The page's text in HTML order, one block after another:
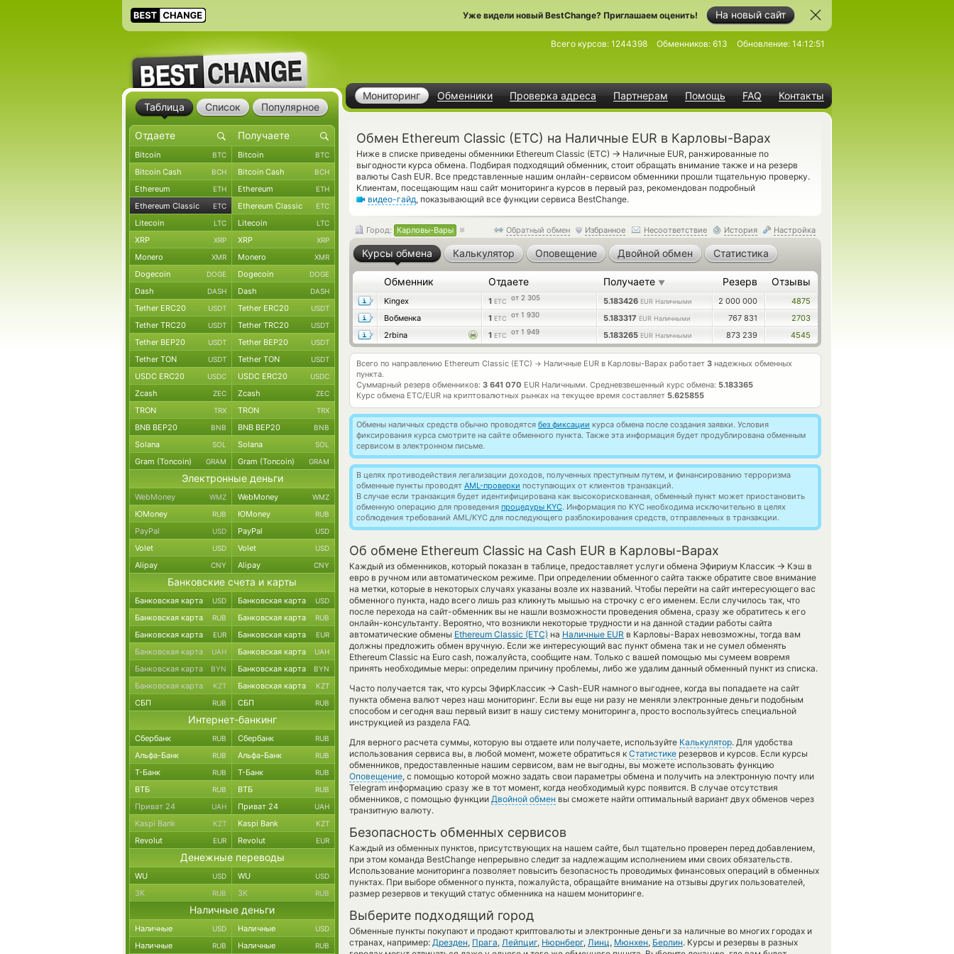
На новый сайт
Уже видели новый BestChange? Приглашаем оценить!
Мониторинг Обменники Проверка адреса Партнерам Помощь FAQ Контакты
Всего курсов: 1244398 Обменников: 613 Обновление: 14:12:51
Обмен Ethereum Classic (ETC) на Наличные EUR в Карловы-Варах
Ниже в списке приведены обменники Ethereum Classic (ETC) → Наличные EUR, ранжированные по
выгодности курса обмена. Подбирая подходящий обменник, стоит обращать внимание также и на резерв
валюты Cash EUR. Все представленные нашим онлайн-сервисом обменники прошли тщательную проверку.
Клиентам, посещающим наш сайт мониторинга курсов в первый раз, рекомендован подробный
видео-гайд, показывающий все функции сервиса BestChange.
Обратный обмен Избранное Несоответствие История Настройка
Город: Карловы-Вары
Курсы обмена Калькулятор Оповещение Двойной обмен Статистика
Обменник Отдаете Получаете ▼ Резерв Отзывы
Kingex 1 ETC от 2 305 5.183426 EUR Наличными 2 000 000
4875
Вобменка
1 ETC от 1 930 5.183317 EUR Наличными 767 831
2703
2rbina
1 ETC от 1 949 5.183265 EUR Наличными 873 239 4545
Всего по направлению Ethereum Classic (ETC) → Наличные EUR в Карловы-Варах работает 3 надежных обменных
пункта.
Суммарный резерв обменников: 3 641 070 EUR Наличными. Средневзвешенный курс обмена: 5.183365
Курс обмена ETC/EUR на криптовалютных рынках на текущее время составляет 5.625855
Обмены наличных средств обычно проводятся без фиксации курса обмена после создания заявки. Условия
фиксирования курса смотрите на сайте обменного пункта. Также эта информация будет продублирована обменным
сервисом в электронном письме.
В целях противодействия легализации доходов, полученных преступным путем, и финансированию терроризма
обменные пункты проводят AML-проверки поступающих от клиентов транзакций.
В случае если транзакция будет идентифицирована как высокорискованная, обменный пункт может приостановить
обменную операцию для проведения процедуры KYC. Информация по KYC необходима исключительно в целях
соблюдения требований AML/KYC для последующего разблокирования средств, отправленных в транзакции.
Об обмене Ethereum Classic на Cash EUR в Карловы-Варах
Каждый из обменников, который показан в таблице, предоставляет услуги обмена Эфириум Классик → Кэш в
евро в ручном или автоматическом режиме. При определении обменного сайта также обратите свое внимание
на метки, которые в некоторых случаях указаны возле их названий. Чтобы перейти на сайт интересующего вас
обменного пункта, надо всего лишь раз кликнуть мышью на строчку с его именем. Если случилось так, что
после перехода на сайт-обменник вы не нашли возможности проведения обмена, сразу же обратитесь к его
онлайн-консультанту. Вероятно, что возникли некоторые трудности и на данной стадии работы сайта
автоматические обмены Ethereum Classic (ETC) на Наличные EUR в Карловы-Варах невозможны, тогда вам
должны предложить обмен вручную. Если же интересующий вас пункт обмена так и не сумел обменять
Ethereum Classic на Euro cash, пожалуйста, сообщите нам. Только с вашей помощью мы сумеем вовремя
принять необходимые меры: определим причину проблемы, либо же удалим данный обменный пункт из списка.
Часто получается так, что курсы ЭфирКлассик → Cash-EUR намного выгоднее, когда вы попадаете на сайт
пункта обмена валют через наш мониторинг. Если вы еще ни разу не меняли электронные деньги подобным
способом и сегодня ваш первый визит в нашу систему мониторинга, просто воспользуйтесь специальной
инструкцией из раздела FAQ.
Для верного расчета суммы, которую вы отдаете или получаете, используйте Калькулятор. Для удобства
использования сервиса вы, в любой момент, можете обратиться к Статистике резервов и курсов. Если курсы
обменников, предоставленные нашим сервисом, вам не выгодны, вы можете использовать функцию
Оповещение, с помощью которой можно задать свои параметры обмена и получить на электронную почту или
Telegram информацию сразу же в тот момент, когда необходимый курс появится. В случае отсутствия
обменников, с помощью функции Двойной обмен вы сможете найти оптимальный вариант двух обменов через
транзитную валюту.
Безопасность обменных сервисов
Каждый из обменных пунктов, присутствующих на нашем сайте, был тщательно проверен перед добавлением,
при этом команда BestChange непрерывно следит за надлежащим исполнением ими своих обязательств.
Использование мониторинга позволяет повысить безопасность проводимых финансовых операций в обменных
пунктах. При выборе обменного пункта, пожалуйста, обращайте внимание на отзывы других пользователей,
размер резервов и текущий статус обменника на нашем мониторинге.
Выберите подходящий город
Обменные пункты покупают и продают криптовалюты и электронные деньги за наличные во многих городах и
странах, например: Дрезден, Прага, Лейпциг, Нюрнберг, Линц, Мюнхен, Берлин. Курсы и резервы в разных
Таблица Список Популярное
Bitcoin BTC Bitcoin BTC
Bitcoin Cash BCH Bitcoin Cash BCH
Ethereum ETH Ethereum ETH
Ethereum Classic ETC Ethereum Classic ETC
Litecoin LTC Litecoin LTC
XRP XRP XRP XRP
Monero XMR Monero XMR
Dogecoin DOGE Dogecoin DOGE
Dash DASH Dash DASH
Tether ERC20 USDT Tether ERC20 USDT
Tether TRC20 USDT Tether TRC20 USDT
Tether BEP20 USDT Tether BEP20 USDT
Tether TON USDT Tether TON USDT
USDC ERC20 USDC USDC ERC20 USDC
Zcash ZEC Zcash ZEC
TRON TRX TRON TRX
BNB BEP20 BNB BNB BEP20 BNB
Solana SOL Solana SOL
Gram (Toncoin) GRAM Gram (Toncoin) GRAM
Электронные деньги
WebMoney WMZ WebMoney WMZ
ЮMoney RUB ЮMoney RUB
PayPal USD PayPal USD
Volet USD Volet USD
Alipay CNY Alipay CNY
Банковские счета и карты
Банковская карта USD Банковская карта USD
Банковская карта RUB Банковская карта RUB
Банковская карта EUR Банковская карта EUR
Банковская карта UAH Банковская карта UAH
Банковская карта BYN Банковская карта BYN
Банковская карта KZT Банковская карта KZT
СБП RUB СБП RUB
Интернет-банкинг
Сбербанк RUB Сбербанк RUB
Альфа-Банк RUB Альфа-Банк RUB
Т-Банк RUB Т-Банк RUB
ВТБ RUB ВТБ RUB
Приват 24 UAH Приват 24 UAH
Kaspi Bank KZT Kaspi Bank KZT
Revolut EUR Revolut EUR
Денежные переводы
WU USD WU USD
ЗК RUB ЗК RUB
Наличные деньги
Наличные USD Наличные USD
Наличные RUB Наличные RUB